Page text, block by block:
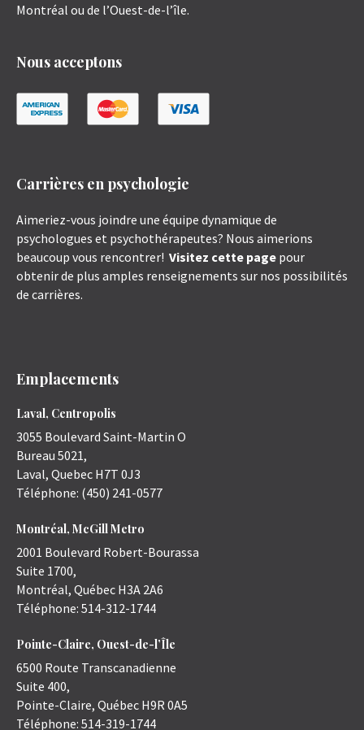
Montréal ou de l’Ouest-de-l’île.
Nous acceptons
Carrières en psychologie
Aimeriez-vous joindre une équipe dynamique de
psychologues et psychothérapeutes? Nous aimerions
beaucoup vous rencontrer! Visitez cette page pour
obtenir de plus amples renseignements sur nos possibilités
de carrières.
Emplacements
Laval, Centropolis
3055 Boulevard Saint-Martin O
Bureau 5021,
Laval, Quebec H7T 0J3
Téléphone: (450) 241-0577
Montréal, McGill Metro
2001 Boulevard Robert-Bourassa
Suite 1700,
Montréal, Québec H3A 2A6
Téléphone: 514-312-1744
Pointe-Claire, Ouest-de-l’Île
6500 Route Transcanadienne
Suite 400,
Pointe-Claire, Québec H9R 0A5
Téléphone: 514-319-1744